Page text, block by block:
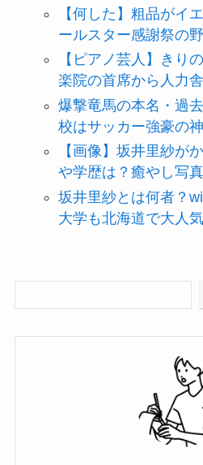
【何した】粗品がイ
ールスター感謝祭の
【ピアノ芸人】きり
楽院の首席から人力舎
爆撃竜馬の本名・過
校はサッカー強豪の
【画像】坂井里紗が
や学歴は？癒やし写真
坂井里紗とは何者？
大学も北海道で大人気